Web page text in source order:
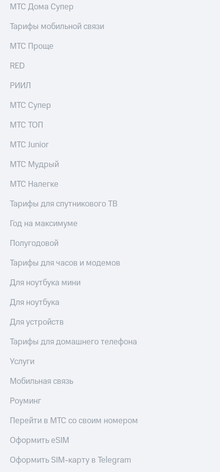
МТС Дома Супер
Тарифы мобильной связи
МТС Проще
RED
РИИЛ
МТС Супер
МТС ТОП
МТС Junior
МТС Мудрый
МТС Налегке
Тарифы для спутникового ТВ
Год на максимуме
Полугодовой
Тарифы для часов и модемов
Для ноутбука мини
Для ноутбука
Для устройств
Тарифы для домашнего телефона
Услуги
Мобильная связь
Роуминг
Перейти в МТС со своим номером
Оформить eSIM
Оформить SIM-карту в Telegram